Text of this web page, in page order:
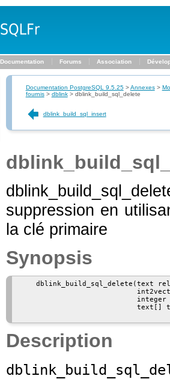
Documentation Forums Association
Documentation PostgreSQL 9.5.25>Annexes>
fournis> dblink> dblink_build_sql_delete
dblink_build_sql_insert
suppression en
la clé primaire
Synopsis
dblink_build_sql_delete(text
integer
text[]
Description